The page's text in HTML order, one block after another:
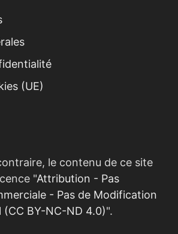
(UE)
le contenu de ce site
"Attribution - Pas
- Pas de Modification
BY-NC-ND 4.0)".